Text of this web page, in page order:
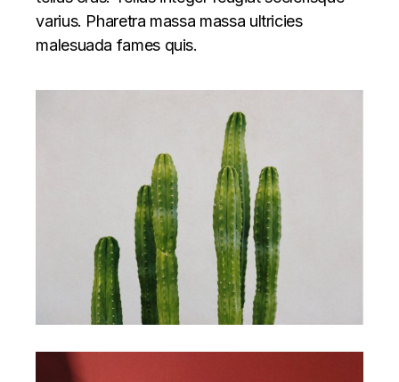
varius. Pharetra massa massa ultricies
malesuada fames quis.